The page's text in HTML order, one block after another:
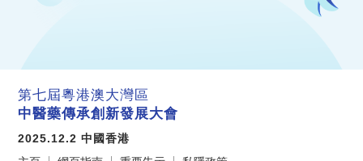
第七屆粵港澳大灣區
中醫藥傳承創新發展大會
2025.12.2 中國香港